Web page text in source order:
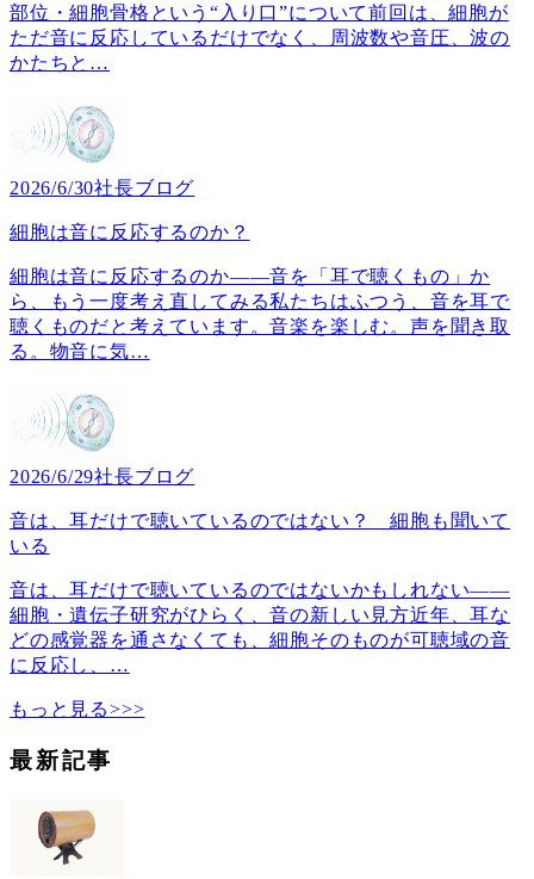
部位・細胞骨格という“入り口”について前回は、細胞が
ただ音に反応しているだけでなく、周波数や音圧、波の
かたちと …
2026/6/30社長ブログ
細胞は音に反応するのか？
細胞は音に反応するのか――音を「耳で聴くもの」か
ら、もう一度考え直してみる私たちはふつう、音を耳で
聴くものだと考えています。音楽を楽しむ。声を聞き取
る。物音に気…
2026/6/29社長ブログ
音は、耳だけで聴いているのではない？ 細胞も聞いて
いる
音は、耳だけで聴いているのではないかもしれない――
細胞・遺伝子研究がひらく、音の新しい見方近年、耳な
どの感覚器を通さなくても、細胞そのものが可聴域の音
に反応し、 …
もっと見る>>>
最新記事